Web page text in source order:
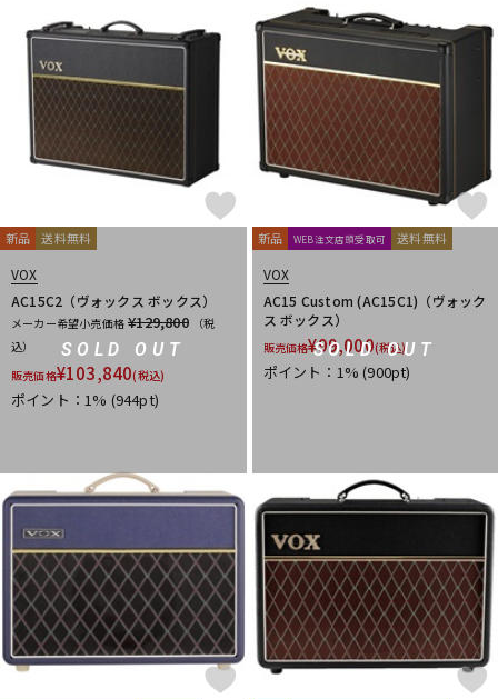
SOLD OUT
新品 送料無料
VOX
AC15C2（ヴォックス ボックス）
メーカー希望小売価格 ¥129,800
（税
込）
販売価格¥103,840(税込)
ポイント：1% (944pt)
SOLD OUT
新品 WEB注文店頭受取可 送料無料
VOX
AC15 Custom (AC15C1)（ヴォック
ス ボックス）
販売価格¥99,000(税込)
ポイント：1%(900pt)